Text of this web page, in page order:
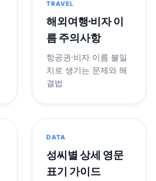
TRAVEL
해외여행·비자 이
름 주의사항
항공권·비자 이름 불일
치로 생기는 문제와 해
결법
DATA
성씨별 상세 영문
표기 가이드